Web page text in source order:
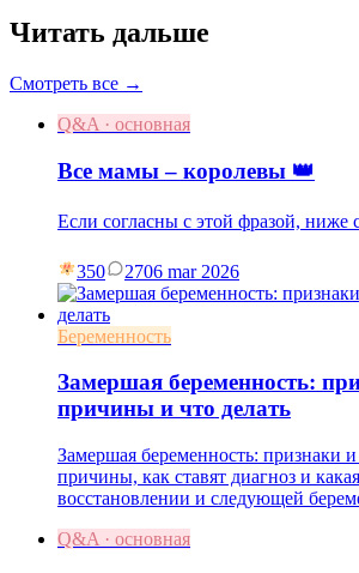
Читать дальше
Смотреть все →
Q&A · основная
Все мамы – королевы 👑
Если согласны с этой фразой, ниже
350 2706 mar 2026
Беременность
Замершая беременность:
причины и что делать
Замершая беременность: признаки
причины, как ставят диагноз и
восстановлении и следующей
Q&A · основная